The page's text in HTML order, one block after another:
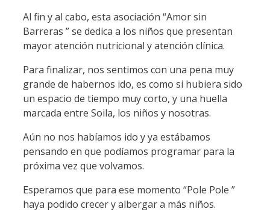
Al fin y al cabo, esta asociación “Amor sin
Barreras ” se dedica a los niños que presentan
mayor atención nutricional y atención clínica.
Para finalizar, nos sentimos con una pena muy
grande de habernos ido, es como si hubiera sido
un espacio de tiempo muy corto, y una huella
marcada entre Soila, los niños y nosotras.
Aún no nos habíamos ido y ya estábamos
pensando en que podíamos programar para la
próxima vez que volvamos.
Esperamos que para ese momento “Pole Pole ”
haya podido crecer y albergar a más niños.